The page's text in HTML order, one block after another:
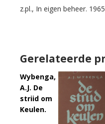
z.pl., In eigen beheer.
Gerelateerde
Wybenga,
A.J. De
striid om
Keulen.